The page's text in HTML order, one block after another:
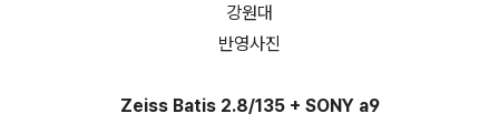
강원대
반영사진
Zeiss Batis 2.8/135 + SONY a9